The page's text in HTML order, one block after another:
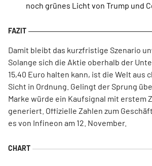
noch grünes Licht von Trump und
Damit bleibt das kurzfristige Szenario
Solange sich die Aktie oberhalb der
15,40 Euro halten kann, ist die Welt aus
Sicht in Ordnung. Gelingt der Sprung
Marke würde ein Kaufsignal mit erstem
generiert. Offizielle Zahlen zum
es von Infineon am 12. November.